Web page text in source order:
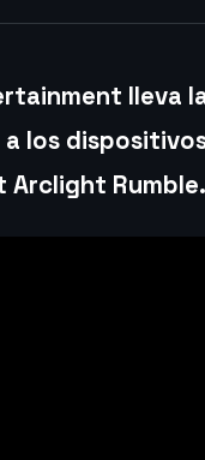
lleva
los
Arclight Rumble.